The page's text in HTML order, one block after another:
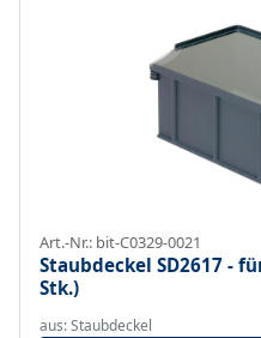
Art.-Nr.: bit-C0329-0021
Staubdeckel SD2617 -
Stk.)
aus: Staubdeckel